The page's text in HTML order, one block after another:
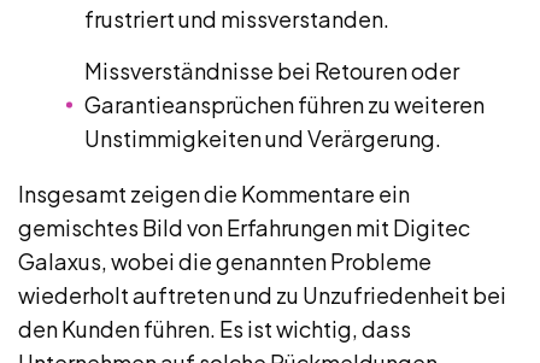
frustriert und missverstanden.
Missverständnisse bei Retouren oder
Garantieansprüchen führen zu weiteren
Unstimmigkeiten und Verärgerung.
Insgesamt zeigen die Kommentare ein
gemischtes Bild von Erfahrungen mit Digitec
Galaxus, wobei die genannten Probleme
wiederholt auftreten und zu Unzufriedenheit bei
den Kunden führen. Es ist wichtig, dass